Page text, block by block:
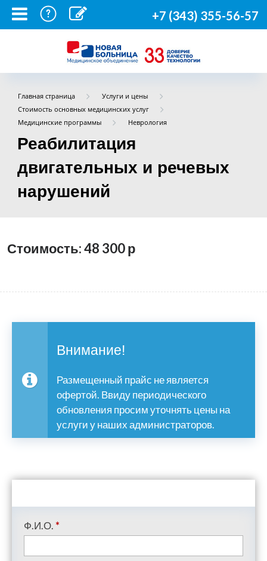
+7 (343) 355-56-57
Главная страница
Услуги и цены
Стоимость основных медицинских услуг
Медицинские программы
Неврология
Реабилитация
двигательных и речевых
нарушений
Стоимость: 48 300р
Внимание!
Размещенный прайс не является
офертой. Ввиду периодического
обновления просим уточнять цены на
услуги у наших администраторов.
Ф.И.О. *